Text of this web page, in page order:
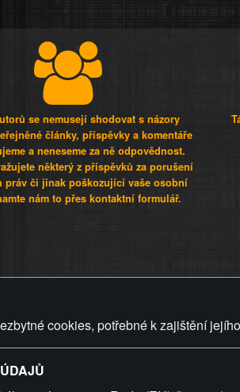
se nemusejí shodovat s názory
články, příspěvky a komentáře
a neneseme za ně odpovědnost.
některý z příspěvků za porušení
práv či jinak poškozující vaše osobní
nám to přes kontaktní formulář.
cookies, potřebné k zajištění